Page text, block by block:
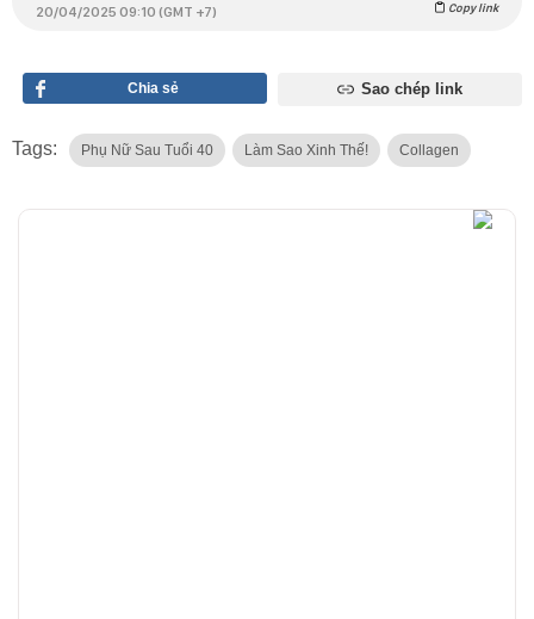
20/04/2025 09:10 (GMT +7) Copy link
Chia sẻ Sao chép link
Tags: Phụ Nữ Sau Tuổi 40 Làm Sao Xinh Thế! Collagen